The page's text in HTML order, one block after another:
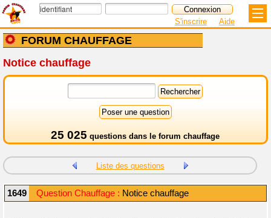
FORUM CHAUFFAGE
S'inscrire Aide
Notice chauffage
25 025 questions dans le forum chauffage
Liste des questions
1649 Question Chauffage : Notice chauffage